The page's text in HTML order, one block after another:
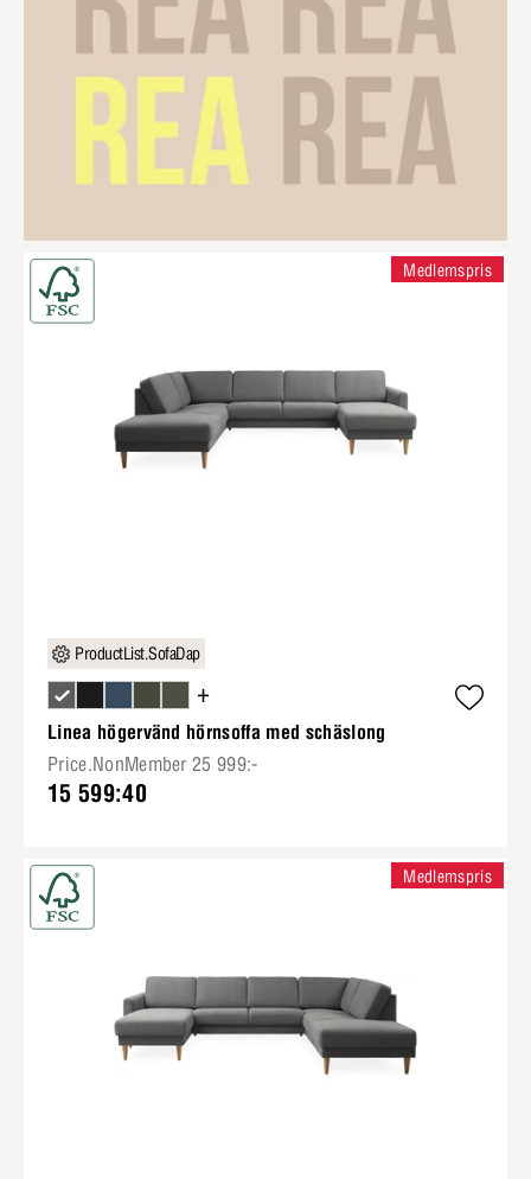
ProductList.SofaDap
+
Linea högervänd hörnsoffa med schäslong
Price.NonMember 25 999:-
15 599:40
Medlemspris
Medlemspris